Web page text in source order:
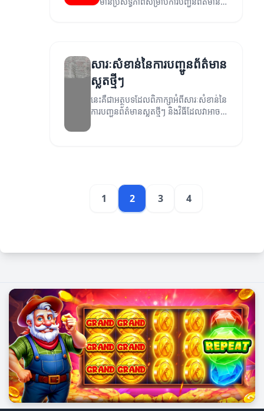
សារៈសំខាន់នៃការបញ្ជូនព័ត៌មាន
ស្លតថ្មីៗ
នេះគឺជាអត្ថបទដែលពិភាក្សាអំពីសារៈសំខាន់នៃ
ការបញ្ជូនព័ត៌មានស្លតថ្មីៗ និងវិធីដែលវាអាច
1 2 3 4